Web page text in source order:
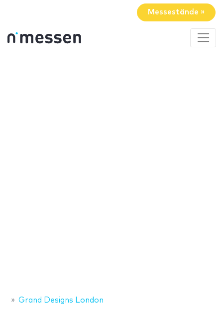
Messestände »
Grand Designs London